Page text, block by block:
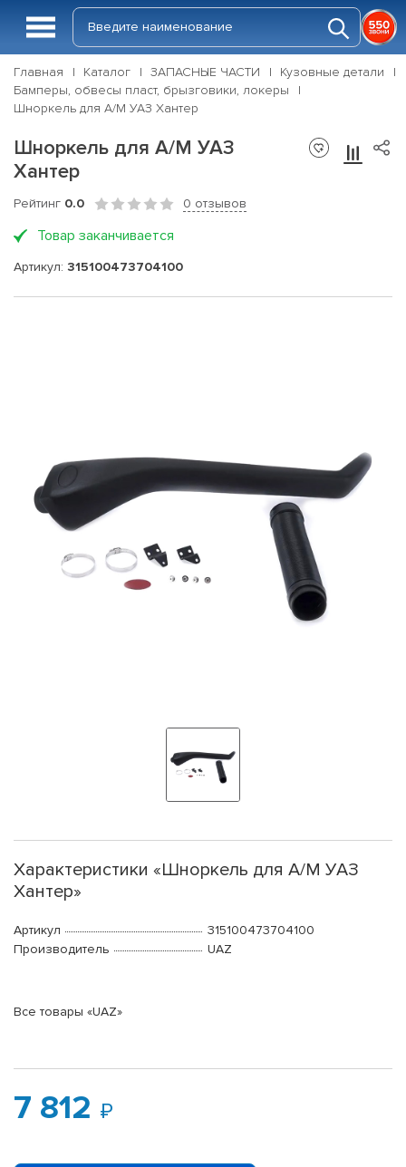
Главная Каталог ЗАПАСНЫЕ ЧАСТИ
Кузовные детали
Бамперы, обвесы пласт, брызговики, локеры
Шноркель для А/М УАЗ Хантер
Шноркель для А/М УАЗ
Хантер
Рейтинг 0.0 0 отзывов
Товар заканчивается
Артикул: 315100473704100
Характеристики «Шноркель для А/М УАЗ
Хантер»
Артикул
315100473704100
Производитель
UAZ
Все товары «UAZ»
7 812